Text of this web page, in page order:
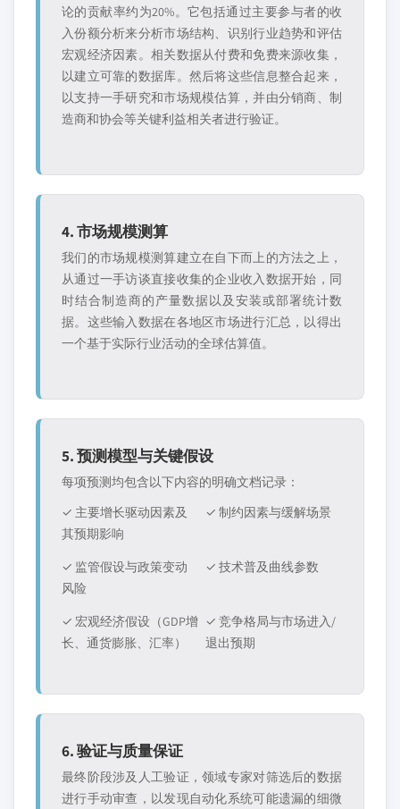
论的贡献率约为20%。它包括通过主要参与者的收
入份额分析来分析市场结构、识别行业趋势和评估
宏观经济因素。相关数据从付费和免费来源收集，
以建立可靠的数据库。然后将这些信息整合起来，
以支持一手研究和市场规模估算，并由分销商、制
造商和协会等关键利益相关者进行验证。
4. 市场规模测算
我们的市场规模测算建立在自下而上的方法之上，
从通过一手访谈直接收集的企业收入数据开始，同
时结合制造商的产量数据以及安装或部署统计数
据。这些输入数据在各地区市场进行汇总，以得出
一个基于实际行业活动的全球估算值。
5. 预测模型与关键假设
每项预测均包含以下内容的明确文档记录：
✓ 主要增长驱动因素及
其预期影响
✓ 制约因素与缓解场景
✓ 监管假设与政策变动
风险
✓ 技术普及曲线参数
✓ 宏观经济假设（GDP增
长、通货膨胀、汇率）
✓ 竞争格局与市场进入/
退出预期
6. 验证与质量保证
最终阶段涉及人工验证，领域专家对筛选后的数据
进行手动审查，以发现自动化系统可能遗漏的细微